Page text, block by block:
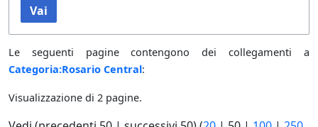
Vai
Le seguenti pagine contengono dei collegamenti a
Categoria:Rosario Central:
Visualizzazione di 2 pagine.